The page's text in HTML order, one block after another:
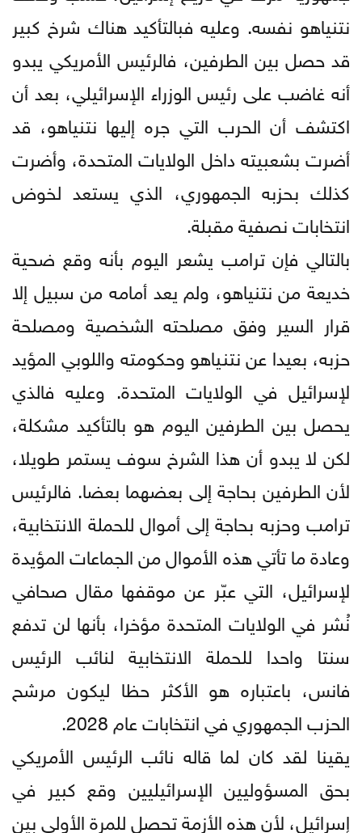
نتنياهو نفسه. وعليه فبالتأكيد هناك شرخ كبير
قد حصل بين الطرفين، فالرئيس الأمريكي يبدو
أنه غاضب على رئيس الوزراء الإسرائيلي، بعد أن
اكتشف أن الحرب التي جره إليها نتنياهو، قد
أضرت بشعبيته داخل الولايات المتحدة، وأضرت
كذلك بحزبه الجمهوري، الذي يستعد لخوض
انتخابات نصفية مقبلة.
بالتالي فإن ترامب يشعر اليوم بأنه وقع ضحية
خديعة من نتنياهو، ولم يعد أمامه من سبيل إلا
قرار السير وفق مصلحته الشخصية ومصلحة
حزبه، بعيدا عن نتنياهو وحكومته واللوبي المؤيد
لإسرائيل في الولايات المتحدة. وعليه فالذي
يحصل بين الطرفين اليوم هو بالتأكيد مشكلة،
لكن لا يبدو أن هذا الشرخ سوف يستمر طويلا،
لأن الطرفين بحاجة إلى بعضهما بعضا. فالرئيس
ترامب وحزبه بحاجة إلى أموال للحملة الانتخابية،
وعادة ما تأتي هذه الأموال من الجماعات المؤيدة
لإسرائيل، التي عبّر عن موقفها مقال صحافي
نُشر في الولايات المتحدة مؤخرا، بأنها لن تدفع
سنتا واحدا للحملة الانتخابية لنائب الرئيس
فانس، باعتباره هو الأكثر حظا ليكون مرشح
الحزب الجمهوري في انتخابات عام 2028.
يقينا لقد كان لما قاله نائب الرئيس الأمريكي
بحق المسؤوليين الإسرائيليين وقع كبير في
إسرائيل، لأن هذه الأزمة تحصل للمرة الأولى بين